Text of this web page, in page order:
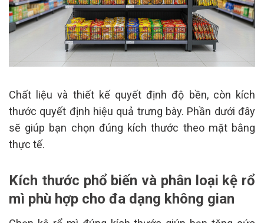
Chất liệu và thiết kế quyết định độ bền, còn kích
thước quyết định hiệu quả trưng bày. Phần dưới đây
sẽ giúp bạn chọn đúng kích thước theo mặt bằng
thực tế.
Kích thước phổ biến và phân loại kệ rổ
mì phù hợp cho đa dạng không gian